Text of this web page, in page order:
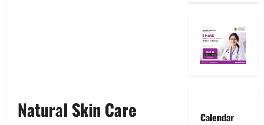
Natural Skin Care Calendar